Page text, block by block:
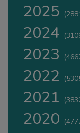
2025
2024
2023
2022
2021
2020